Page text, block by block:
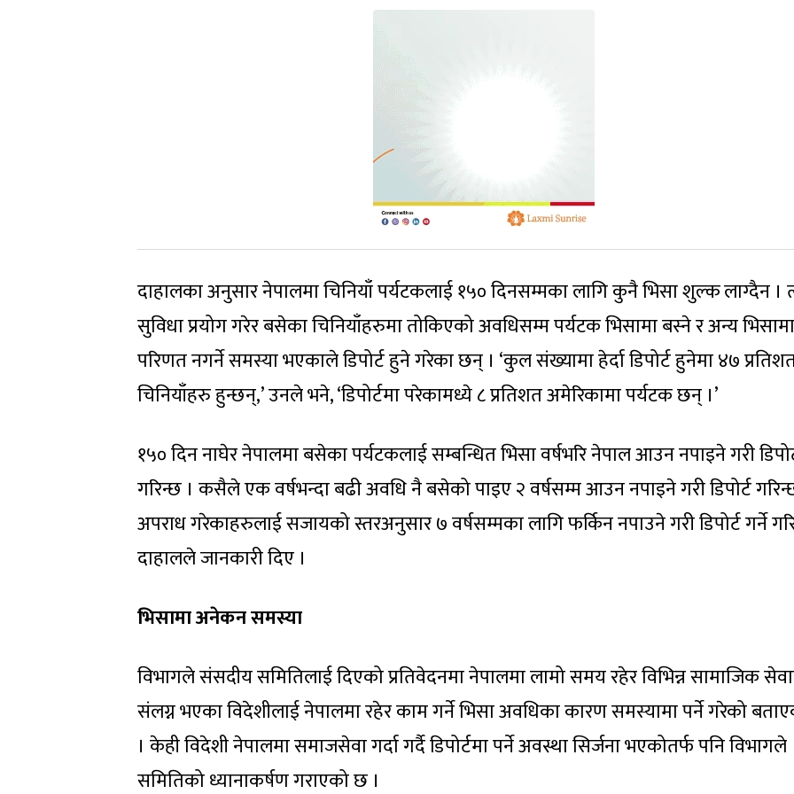
दाहालका अनुसार नेपालमा चिनियाँ पर्यटकलाई १५० दिनसम्मका लागि कुनै भिसा शुल्क लाग्दैन ।
सुविधा प्रयोग गरेर बसेका चिनियाँहरुमा तोकिएको अवधिसम्म पर्यटक भिसामा बस्ने र अन्य भिसामा
परिणत नगर्ने समस्या भएकाले डिपोर्ट हुने गरेका छन् । ‘कुल संख्यामा हेर्दा डिपोर्ट हुनेमा ४७
चिनियाँहरु हुन्छन्,’ उनले भने, ‘डिपोर्टमा परेकामध्ये ८ प्रतिशत अमेरिकामा पर्यटक छन् ।’
१५० दिन नाघेर नेपालमा बसेका पर्यटकलाई सम्बन्धित भिसा वर्षभरि नेपाल आउन नपाइने गरी
गरिन्छ । कसैले एक वर्षभन्दा बढी अवधि नै बसेको पाइए २ वर्षसम्म आउन नपाइने गरी डिपोर्ट
अपराध गरेकाहरुलाई सजायको स्तरअनुसार ७ वर्षसम्मका लागि फर्किन नपाउने गरी डिपोर्ट गर्ने
दाहालले जानकारी दिए ।
भिसामा अनेकन समस्या
विभागले संसदीय समितिलाई दिएको प्रतिवेदनमा नेपालमा लामो समय रहेर विभिन्न सामाजिक
संलग्न भएका विदेशीलाई नेपालमा रहेर काम गर्ने भिसा अवधिका कारण समस्यामा पर्ने गरेको
। केही विदेशी नेपालमा समाजसेवा गर्दा गर्दै डिपोर्टमा पर्ने अवस्था सिर्जना भएकोतर्फ पनि विभागले
समितिको ध्यानाकर्षण गराएको छ ।